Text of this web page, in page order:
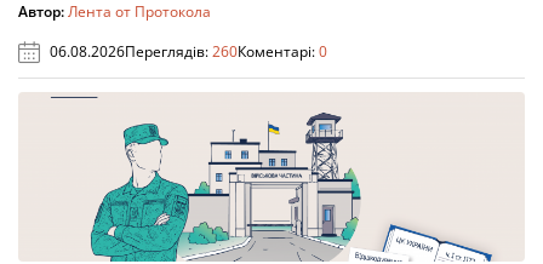
Автор:Лента от Протокола
06.08.2026Переглядів:260Коментарі:0